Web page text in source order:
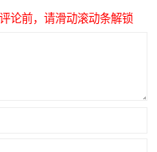
论前，请滑动滚动条解锁